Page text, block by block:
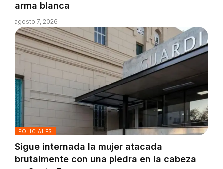
arma blanca
agosto 7, 2026
POLICIALES
Sigue internada la mujer atacada
brutalmente con una piedra en la cabeza